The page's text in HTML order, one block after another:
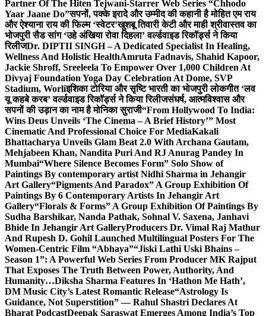
Partner Of The Hiten Tejwani-Starrer Web Series “Chhodo
Yaar Jaane Do”सपनों, पक्के इरादे और उम्मीद की कहानी है मोहित एम राय
और ऐश्याना राय की फिल्म ‘स्वेटर’खुशबू तिवारी केटी और माही श्रीवास्तव का
भोजपुरी सैड सांग ‘उहे अंखिया रोवा दिहला’ वर्ल्डवाइड रिकॉर्ड्स ने किया
रिलीजDr. DIPTII SINGH – A Dedicated Specialist In Healing,
Wellness And Holistic HealthAmruta Fadnavis, Shahid Kapoor,
Jackie Shroff, Sreeleela To Empower Over 1,000 Children At
Divyaj Foundation Yoga Day Celebration At Dome, SVP
Stadium, Worliइशिका टोरिया और सृष्टि भारती का भोजपुरी लोकगीत ‘लव
यू कहबे करब’ वर्ल्डवाइड रिकॉर्ड्स ने किया रिलीजसंघर्ष, आत्मविश्वास और
सपनों की उड़ान का नाम है मोनिका सुराजी“From Hollywood To India:
Wins Deus Unveils ‘The Cinema – A Brief History’” Most
Cinematic And Professional Choice For MediaKakali
Bhattacharya Unveils Glam Beat 2.0 With Archana Gautam,
Mehjabeen Khan, Nandita Puri And RJ Anurag Pandey In
Mumbai“Where Silence Becomes Form” Solo Show of
Paintings By contemporary artist Nidhi Sharma in Jehangir
Art Gallery“Pigments And Paradox” A Group Exhibition Of
Paintings By 6 Contemporary Artists In Jehangir Art
Gallery“Florals & Forms” A Group Exhibition Of Paintings By
Sudha Barshikar, Nanda Pathak, Sohnal V. Saxena, Janhavi
Bhide In Jehangir Art GalleryProducers Dr. Vimal Raj Mathur
And Rupesh D. Gohil Launched Multilingual Posters For The
Women-Centric Film “Abhaya”“Jiski Lathi Uski Bhains –
Season 1”: A Powerful Web Series From Producer MK Rajput
That Exposes The Truth Between Power, Authority, And
Humanity…Diksha Sharma Features In ‘Hathon Me Hath’,
DM Music City’s Latest Romantic Release“Astrology Is
Guidance, Not Superstition” — Rahul Shastri Declares At
Bharat PodcastDeepak Saraswat Emerges Among India’s Top